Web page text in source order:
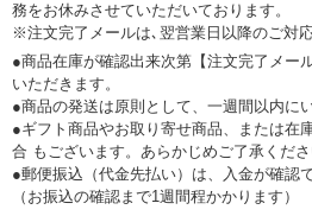
務をお休みさせていただいております。
※注文完了メールは､翌営業日以降のご対応
●商品在庫が確認出来次第【注文完了メー
いただきます。
●商品の発送は原則として、一週間以内に
●ギフト商品やお取り寄せ商品、または在
合 もございます。あらかじめご了承くださ
●郵便振込（代金先払い）は、入金が確認
（お振込の確認まで1週間程かかります）